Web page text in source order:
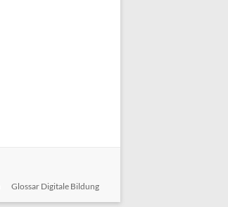
Glossar Digitale Bildung